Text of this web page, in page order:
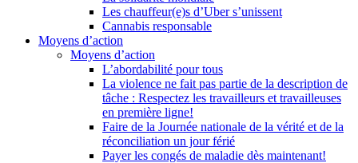
Les chauffeur(e)s d’Uber s’unissent
Cannabis responsable
Moyens d’action
Moyens d’action
L’abordabilité pour tous
La violence ne fait pas partie de la description de
tâche : Respectez les travailleurs et travailleuses
en première ligne!
Faire de la Journée nationale de la vérité et de la
réconciliation un jour férié
Payer les congés de maladie dès maintenant!